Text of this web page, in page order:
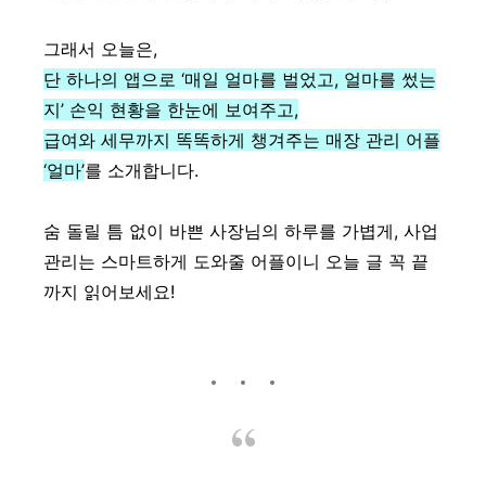
그래서 오늘은,
단 하나의 앱으로 ‘매일 얼마를 벌었고, 얼마를 썼는
지’ 손익 현황을 한눈에 보여주고,
급여와 세무까지 똑똑하게 챙겨주는 매장 관리 어플
‘얼마’를 소개합니다.
숨 돌릴 틈 없이 바쁜 사장님의 하루를 가볍게, 사업
관리는 스마트하게 도와줄 어플이니 오늘 글 꼭 끝
까지 읽어보세요!